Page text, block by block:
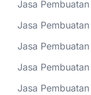
Jasa
Jasa
Jasa
Jasa
Jasa